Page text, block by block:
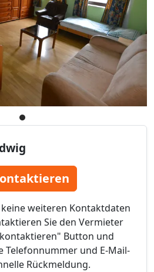
weiteren Kontaktdaten
Sie den Vermieter
Button und
Telefonnummer und E-Mail-
Rückmeldung.